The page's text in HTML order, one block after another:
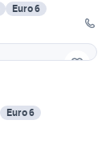
Euro 6
Euro 6